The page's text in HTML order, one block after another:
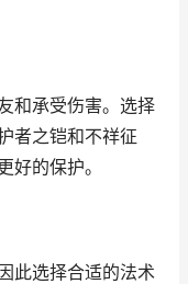
和承受伤害。选择
者之铠和不祥征
好的保护。
此选择合适的法术